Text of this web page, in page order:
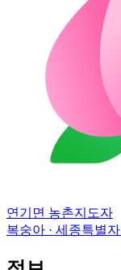
연기면 농촌지도자
복숭아 · 세종특별